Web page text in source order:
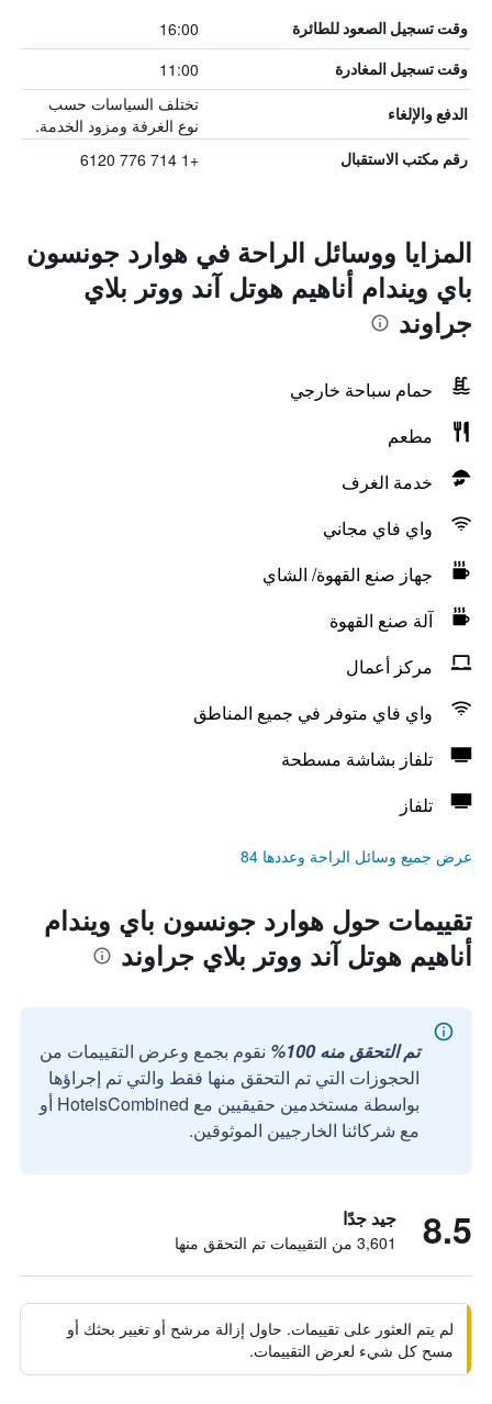
وقت تسجيل الصعود للطائرة 16:00
وقت تسجيل المغادرة 11:00
الدفع والإلغاء
تختلف السياسات حسب
نوع الغرفة ومزود الخدمة.
رقم مكتب الاستقبال +1 714 776 6120
المزايا ووسائل الراحة في هوارد جونسون
باي ويندام أناهيم هوتل آند ووتر بلاي
جراوند
حمام سباحة خارجي
مطعم
خدمة الغرف
واي فاي مجاني
جهاز صنع القهوة/ الشاي
آلة صنع القهوة
مركز أعمال
واي فاي متوفر في جميع المناطق
تلفاز بشاشة مسطحة
تلفاز
عرض جميع وسائل الراحة وعددها 84
تقييمات حول هوارد جونسون باي ويندام
أناهيم هوتل آند ووتر بلاي جراوند
تم التحقق منه 100%
نقوم بجمع وعرض التقييمات من
الحجوزات التي تم التحقق منها فقط والتي تم إجراؤها
بواسطة مستخدمين حقيقيين مع HotelsCombined أو
مع شركائنا الخارجيين الموثوقين.
8.5 جيد جدًا
3,601 من التقييمات تم التحقق منها
لم يتم العثور على تقييمات. حاول إزالة مرشح أو تغيير بحثك أو
مسح كل شيء لعرض التقييمات.